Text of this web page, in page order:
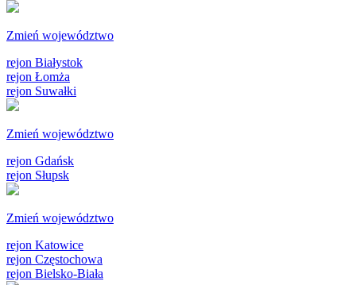
Zmień województwo
rejon Białystok
rejon Łomża
rejon Suwałki
Zmień województwo
rejon Gdańsk
rejon Słupsk
Zmień województwo
rejon Katowice
rejon Częstochowa
rejon Bielsko-Biała